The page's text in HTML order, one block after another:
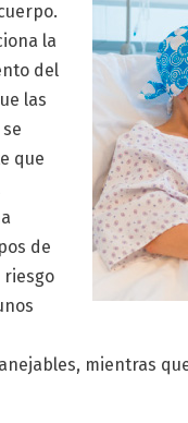
la
del
las
que
de
riesgo
mientras